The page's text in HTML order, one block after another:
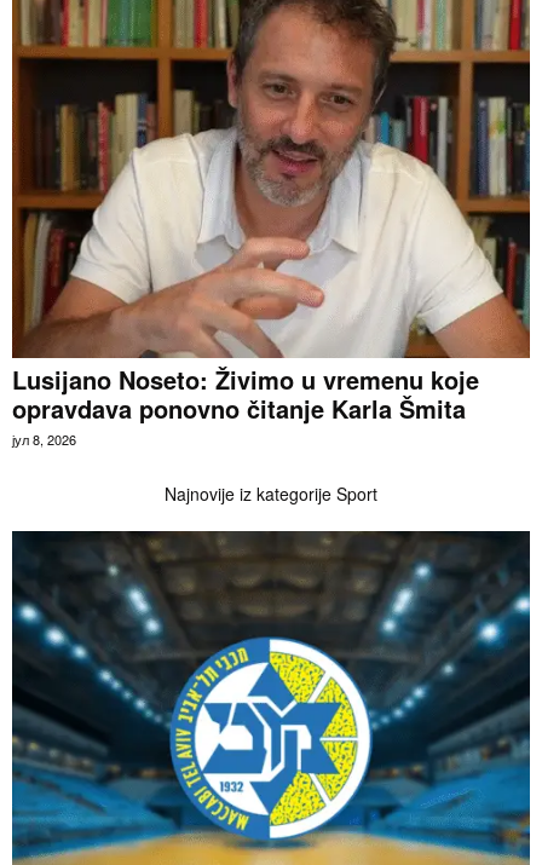
Lusijano Noseto: Živimo u vremenu koje
opravdava ponovno čitanje Karla Šmita
јул 8, 2026
Najnovije iz kategorije Sport